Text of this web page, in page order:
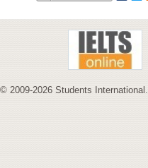
© 2009-2026 Students International.